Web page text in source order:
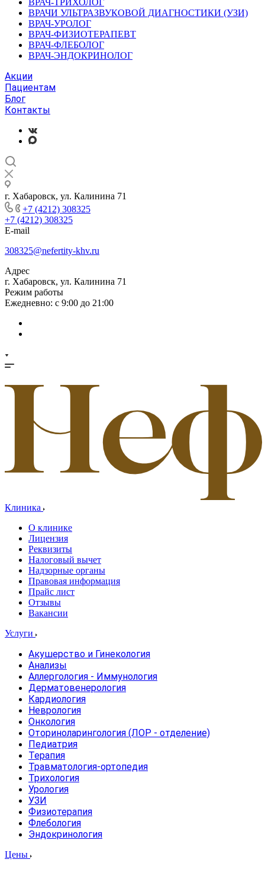
ВРАЧ-ТРИХОЛОГ
ВРАЧИ УЛЬТРАЗВУКОВОЙ ДИАГНОСТИКИ (УЗИ)
ВРАЧ-УРОЛОГ
ВРАЧ-ФИЗИОТЕРАПЕВТ
ВРАЧ-ФЛЕБОЛОГ
ВРАЧ-ЭНДОКРИНОЛОГ
Акции
Пациентам
Блог
Контакты
г. Хабаровск, ул. Калинина 71
+7 (4212) 308325
+7 (4212) 308325
E-mail
308325@nefertity-khv.ru
Адрес
г. Хабаровск, ул. Калинина 71
Режим работы
Ежедневно: с 9:00 до 21:00
Клиника
О клинике
Лицензия
Реквизиты
Налоговый вычет
Надзорные органы
Правовая информация
Прайс лист
Отзывы
Вакансии
Услуги
Акушерство и Гинекология
Анализы
Аллергология - Иммунология
Дерматовенерология
Кардиология
Неврология
Онкология
Оториноларингология (ЛОР - отделение)
Педиатрия
Терапия
Травматология-ортопедия
Трихология
Урология
УЗИ
Физиотерапия
Флебология
Эндокринология
Цены